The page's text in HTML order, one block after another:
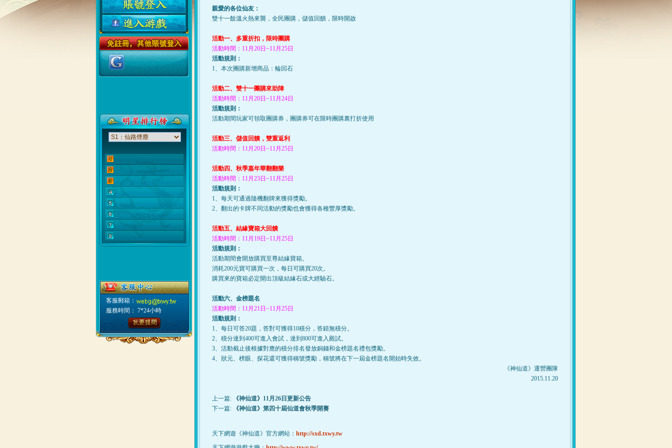
客服郵箱：
服務時間： 7*24小時
親愛的各位仙友：
雙十一餘溫火熱來襲，全民團購，儲值回饋，限時開啟
活動一、 多重折扣，限時團購
活動時間：11月20日~11月25日
活動規則：
1、本次團購新增商品：輪回石
活動二、雙十一團購來助陣
活動時間：11月20日~11月24日
活動規則：
活動期間玩家可領取團購券，團購券可在限時團購裏打折使用
活動三、儲值回饋，雙重返利
活動時間：11月20日~11月25日
活動四、秋季嘉年華翻翻樂
活動時間：11月23日~11月25日
活動規則：
1、每天可通過隨機翻牌來獲得獎勵。
2、翻出的卡牌不同活動的獎勵也會獲得各種豐厚獎勵。
活動五、結緣寶箱大回饋
活動時間：11月19日~11月25日
活動規則：
活動期間會開放購買至尊結緣寶箱。
消耗200元寶可購買一次，每日可購買20次。
購買來的寶箱必定開出頂級結緣石或大經驗石。
活動六、金榜題名
活動時間：11月21日~11月25日
活動規則：
1、每日可答20題，答對可獲得10積分，答錯無積分。
2、積分達到400可進入會試，達到800可進入殿試。
3、活動截止後根據對應的積分排名發放銅錢和金榜題名禮包獎勵。
4、狀元、榜眼、探花還可獲得稱號獎勵，稱號將在下一屆金榜題名開始時失效。
《神仙道》運營團隊
2015.11.20
上一篇:
《神仙道》11月26日更新公告
下一篇:
《神仙道》第四十屆仙道會秋季開賽
天下網遊《神仙道》官方網站： http://sxd.txwy.tw